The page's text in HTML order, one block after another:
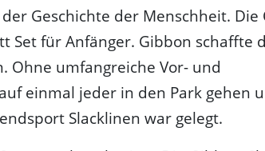
Geschichte der Menschheit. Die
Set für Anfänger. Gibbon schaffte
Ohne umfangreiche Vor- und
einmal jeder in den Park gehen
Slacklinen war gelegt.